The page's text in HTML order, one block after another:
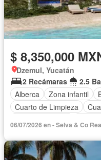
$ 8,350,000
Dzemul, Yucatán
2 Recámaras
2.5
Alberca
Zona infantil
Cuarto de Limpieza
06/07/2026 en - Selva & Co